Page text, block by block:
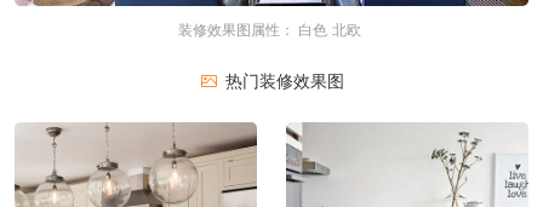
装修效果图属性： 白色 北欧
热门装修效果图